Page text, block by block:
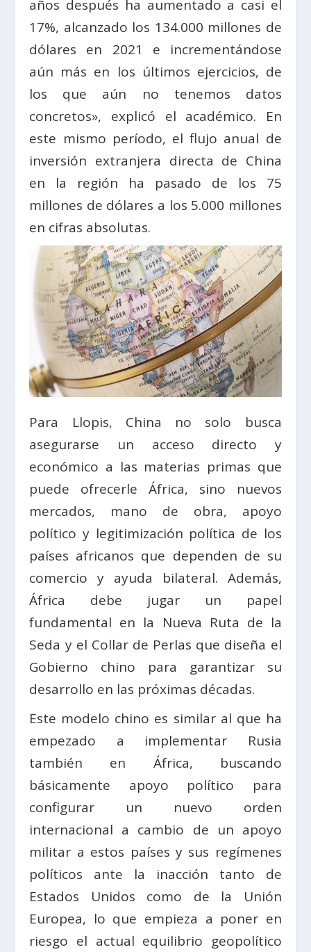
años después ha aumentado a casi el
17%, alcanzado los 134.000 millones de
dólares en 2021 e incrementándose
aún más en los últimos ejercicios, de
los que aún no tenemos datos
concretos», explicó el académico. En
este mismo período, el flujo anual de
inversión extranjera directa de China
en la región ha pasado de los 75
millones de dólares a los 5.000 millones
en cifras absolutas.
Para Llopis, China no solo busca
asegurarse un acceso directo y
económico a las materias primas que
puede ofrecerle África, sino nuevos
mercados, mano de obra, apoyo
político y legitimización política de los
países africanos que dependen de su
comercio y ayuda bilateral. Además,
África debe jugar un papel
fundamental en la Nueva Ruta de la
Seda y el Collar de Perlas que diseña el
Gobierno chino para garantizar su
desarrollo en las próximas décadas.
Este modelo chino es similar al que ha
empezado a implementar Rusia
también en África, buscando
básicamente apoyo político para
configurar un nuevo orden
internacional a cambio de un apoyo
militar a estos países y sus regímenes
políticos ante la inacción tanto de
Estados Unidos como de la Unión
Europea, lo que empieza a poner en
riesgo el actual equilibrio geopolítico